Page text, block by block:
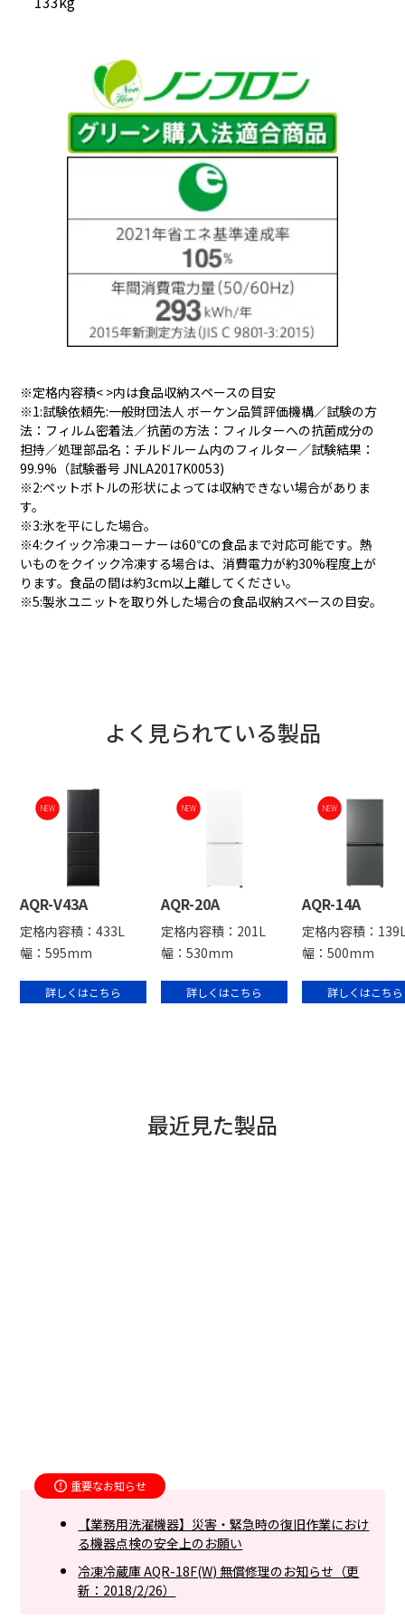
※定格内容積< >内は食品収納スペースの目安
※1:試験依頼先:一般財団法人 ボーケン品質評価機構／試験の方
法：フィルム密着法／抗菌の方法：フィルターへの抗菌成分の
担持／処理部品名：チルドルーム内のフィルター／試験結果：
99.9%（試験番号 JNLA2017K0053)
※2:ペットボトルの形状によっては収納できない場合がありま
す。
※3:氷を平にした場合。
※4:クイック冷凍コーナーは60℃の食品まで対応可能です。熱
いものをクイック冷凍する場合は、消費電力が約30%程度上が
ります。食品の間は約3cm以上離してください。
※5:製氷ユニットを取り外した場合の食品収納スペースの目安。
よく見られている製品
NEW
AQR-V43A
定格内容積：433L
幅：595mm
詳しくはこちら
NEW
AQR-20A
定格内容積：201L
幅：530mm
詳しくはこちら
NEW
AQR-14A
定格内容積：
幅：500mm
詳しくはこちら
最近見た製品
重要なお知らせ
【業務用洗濯機器】災害・緊急時の復旧作業におけ
る機器点検の安全上のお願い
冷凍冷蔵庫 AQR-18F(W) 無償修理のお知らせ（更
新：2018/2/26）